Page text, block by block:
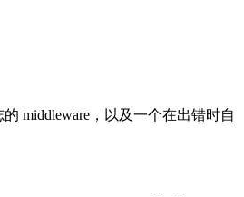
middleware，以及一个在出错时自